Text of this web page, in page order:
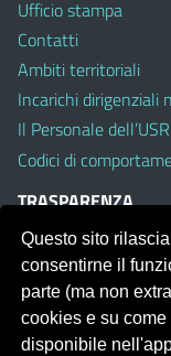
Ufficio stampa
Contatti
Ambiti territoriali
Incarichi dirigenziali
Il Personale dell’USR
Codici di
TRASPARENZA
Albo on line
Amministrazione
Pubblici proclami
PTPCT per le
Questo sito
consentirne il
parte (ma non
cookies e su
disponibile